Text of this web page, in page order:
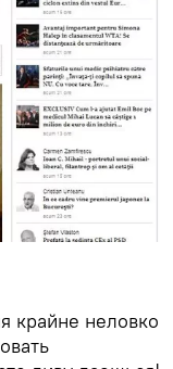
крайне неловко